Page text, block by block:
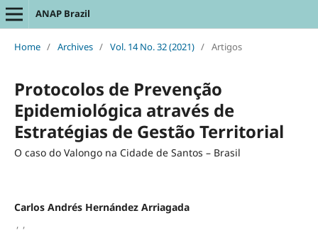
ANAP Brazil
Home / Archives / Vol. 14 No. 32 (2021) / Artigos
Protocolos de Prevenção
Epidemiológica através de
Estratégias de Gestão Territorial
O caso do Valongo na Cidade de Santos – Brasil
Carlos Andrés Hernández Arriagada
, ,